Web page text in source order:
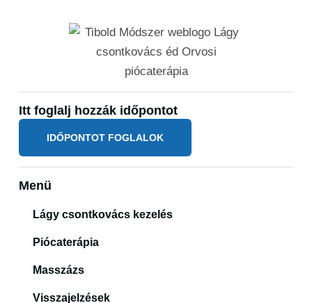
Itt foglalj hozzák időpontot
IDŐPONTOT FOGLALOK
Menü
Lágy csontkovács kezelés
Piócaterápia
Masszázs
Visszajelzések